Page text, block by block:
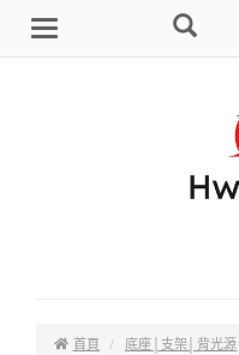
選
搜
首頁
底座│支架│背光源